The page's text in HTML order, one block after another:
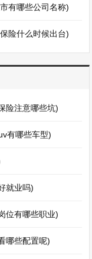
有哪些公司名称)
险什么时候出台)
险注意哪些坑)
有哪些车型)
就业吗)
位有哪些职业)
哪些配置呢)